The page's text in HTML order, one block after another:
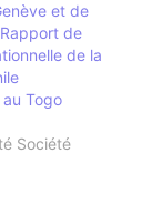
et de
de
de la
Togo
Société